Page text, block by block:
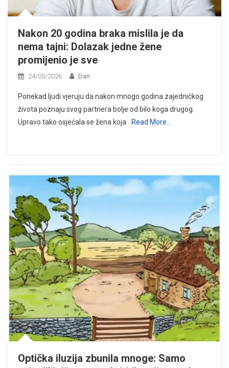
Nakon 20 godina braka mislila je da
nema tajni: Dolazak jedne žene
promijenio je sve
24/05/2026 Dan
Ponekad ljudi vjeruju da nakon mnogo godina zajedničkog
života poznaju svog partnera bolje od bilo koga drugog.
Upravo tako osjećala se žena koja
Read More…
Optička iluzija zbunila mnoge: Samo